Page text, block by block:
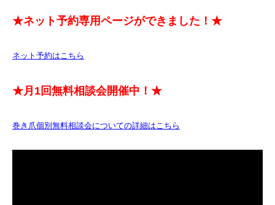
★ネット予約専用ページができました！★
ネット予約はこちら
★月1回無料相談会開催中！★
巻き爪個別無料相談会についての詳細はこちら